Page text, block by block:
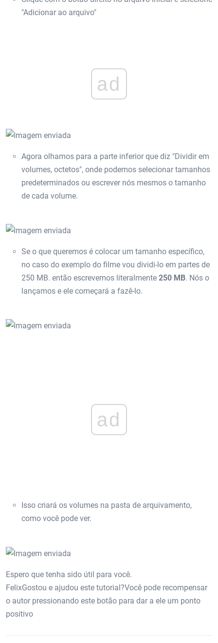
"Adicionar ao arquivo"
ad
Agora olhamos para a parte inferior que diz "Dividir em
volumes, octetos", onde podemos selecionar tamanhos
predeterminados ou escrever nós mesmos o tamanho
de cada volume.
Se o que queremos é colocar um tamanho específico,
no caso do exemplo do filme vou dividi-lo em partes de
250 MB. então escrevemos literalmente 250 MB. Nós o
lançamos e ele começará a fazê-lo.
ad
Isso criará os volumes na pasta de arquivamento,
como você pode ver.
Espero que tenha sido útil para você.
FelixGostou e ajudou este tutorial?Você pode recompensar
o autor pressionando este botão para dar a ele um ponto
positivo